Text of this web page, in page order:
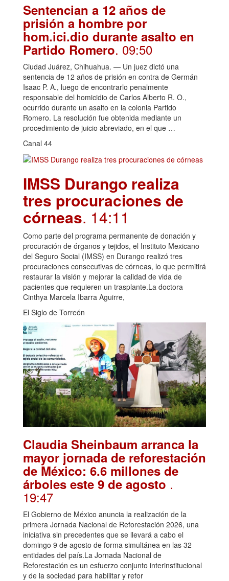
Sentencian a 12 años de
prisión a hombre por
hom.ici.dio durante asalto en
Partido Romero. 09:50
Ciudad Juárez, Chihuahua. — Un juez dictó una
sentencia de 12 años de prisión en contra de Germán
Isaac P. A., luego de encontrarlo penalmente
responsable del homicidio de Carlos Alberto R. O.,
ocurrido durante un asalto en la colonia Partido
Romero. La resolución fue obtenida mediante un
procedimiento de juicio abreviado, en el que …
Canal 44
IMSS Durango realiza
tres procuraciones de
córneas. 14:11
Como parte del programa permanente de donación y
procuración de órganos y tejidos, el Instituto Mexicano
del Seguro Social (IMSS) en Durango realizó tres
procuraciones consecutivas de córneas, lo que permitirá
restaurar la visión y mejorar la calidad de vida de
pacientes que requieren un trasplante.La doctora
Cinthya Marcela Ibarra Aguirre,
El Siglo de Torreón
Claudia Sheinbaum arranca la
mayor jornada de reforestación
de México: 6.6 millones de
árboles este 9 de agosto .
19:47
El Gobierno de México anuncia la realización de la
primera Jornada Nacional de Reforestación 2026, una
iniciativa sin precedentes que se llevará a cabo el
domingo 9 de agosto de forma simultánea en las 32
entidades del país.La Jornada Nacional de
Reforestación es un esfuerzo conjunto interinstitucional
y de la sociedad para habilitar y refor